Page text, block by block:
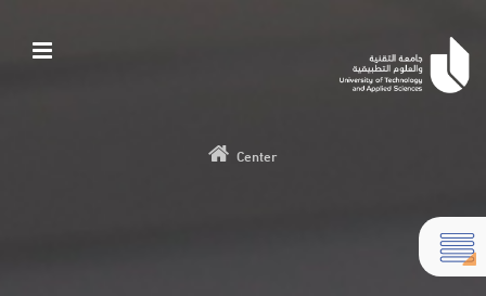
Center